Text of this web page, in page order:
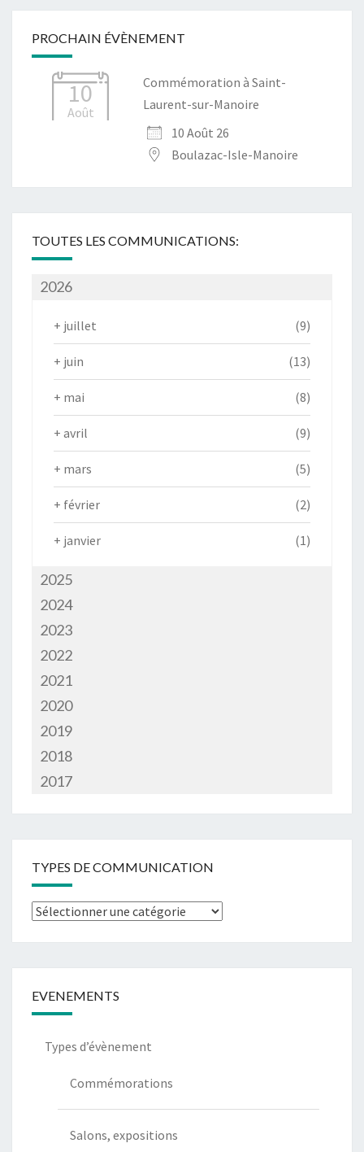
PROCHAIN ÉVÈNEMENT
10
Août
Commémoration à Saint-
Laurent-sur-Manoire
10 Août 26
Boulazac-Isle-Manoire
TOUTES LES COMMUNICATIONS:
2026
+ juillet (9)
+ juin (13)
+ mai (8)
+ avril (9)
+ mars (5)
+ février (2)
+ janvier (1)
2025
2024
2023
2022
2021
2020
2019
2018
2017
TYPES DE COMMUNICATION
Types
EVENEMENTS
Types d’évènement
Commémorations
Salons, expositions